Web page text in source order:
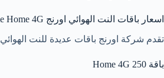
اسعار باقات النت الهوائي اورنج Orange Home 4G
تقدم شركة اورنج باقات عديدة للنت الهوائي Home 4G وهي:
باقة Home 4G 250